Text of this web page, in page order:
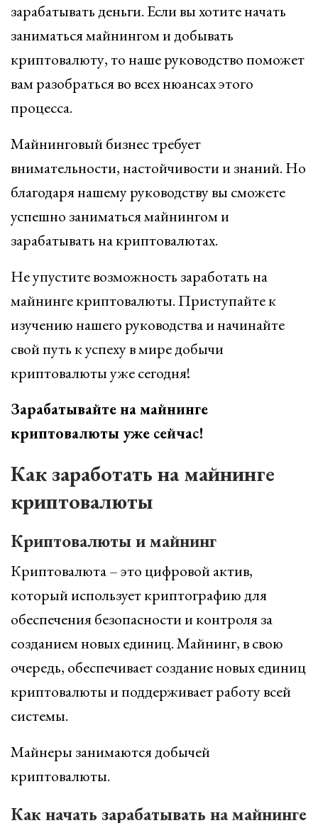
зарабатывать деньги. Если вы хотите начать
заниматься майнингом и добывать
криптовалюту, то наше руководство поможет
вам разобраться во всех нюансах этого
процесса.
Майнинговый бизнес требует
внимательности, настойчивости и знаний. Но
благодаря нашему руководству вы сможете
успешно заниматься майнингом и
зарабатывать на криптовалютах.
Не упустите возможность заработать на
майнинге криптовалюты. Приступайте к
изучению нашего руководства и начинайте
свой путь к успеху в мире добычи
криптовалюты уже сегодня!
Зарабатывайте на майнинге
криптовалюты уже сейчас!
Как заработать на майнинге
криптовалюты
Криптовалюты и майнинг
Криптовалюта – это цифровой актив,
который использует криптографию для
обеспечения безопасности и контроля за
созданием новых единиц. Майнинг, в свою
очередь, обеспечивает создание новых единиц
криптовалюты и поддерживает работу всей
системы.
Майнеры занимаются добычей
криптовалюты.
Как начать зарабатывать на майнинге